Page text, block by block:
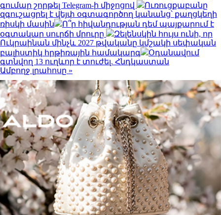
գումար շորթել Telegram-ի միջոցով
Ուռուցքաբանը
զգուշացրել է վեյփ օգտագործող կանանց՝ քաղցկեղի
ռիսկի մասին
Ո՞ր հիվանդության դեմ պայքարում է
օգտակար սուրճի մրուրը
Զելենսկին հույս ունի, որ
Ուկրաինան մինչև 2027 թվականը կմշակի սեփական
բալիստիկ հրթիռային համակարգ
Օդանավում
գտնվող 13 ուղևոր է տուժել. Հնդկաստան
Ամբողջ լրահոսը »